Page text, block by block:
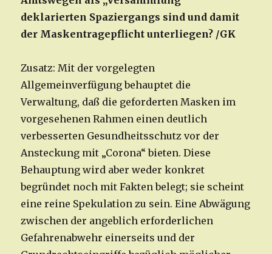
deklarierten Spaziergangs sind und damit
der Maskentragepflicht unterliegen? /GK
Zusatz: Mit der vorgelegten
Allgemeinverfügung behauptet die
Verwaltung, daß die geforderten Masken im
vorgesehenen Rahmen einen deutlich
verbesserten Gesundheitsschutz vor der
Ansteckung mit „Corona“ bieten. Diese
Behauptung wird aber weder konkret
begründet noch mit Fakten belegt; sie scheint
eine reine Spekulation zu sein. Eine Abwägung
zwischen der angeblich erforderlichen
Gefahrenabwehr einerseits und der